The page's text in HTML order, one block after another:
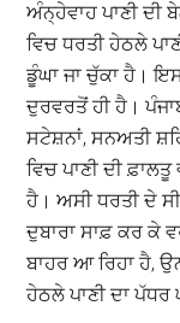
ਅੰਨ੍ਹੇਵਾਹ ਪਾਣੀ ਦੀ
ਵਿਚ ਧਰਤੀ ਹੇਠਲੇ
ਡੂੰਘਾ ਜਾ ਚੁੱਕਾ ਹੈ। ਇਸ
ਦੁਰਵਰਤੋਂ ਹੀ ਹੈ।
ਸਟੇਸ਼ਨਾਂ, ਸਨਅਤੀ
ਵਿਚ ਪਾਣੀ ਦੀ
ਹੈ। ਅਸੀ ਧਰਤੀ ਦੇ
ਦੁਬਾਰਾ ਸਾਫ਼ ਕਰ ਕੇ
ਬਾਹਰ ਆ ਰਿਹਾ ਹੈ,
ਹੇਠਲੇ ਪਾਣੀ ਦਾ ਪੱਧਰ